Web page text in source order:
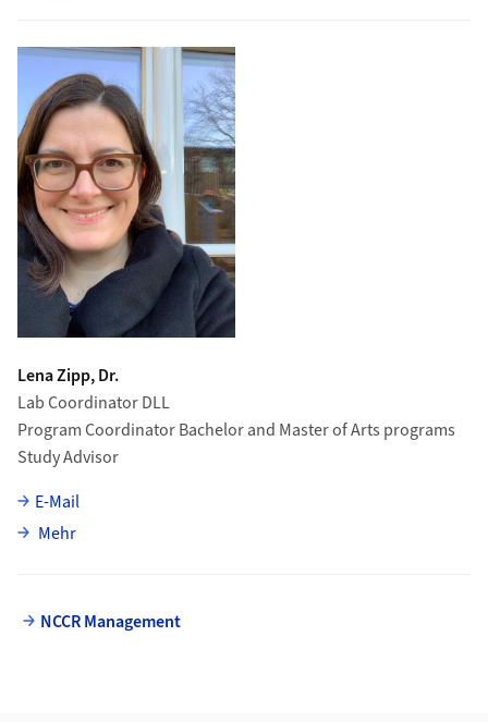
Lena Zipp, Dr.
Lab Coordinator DLL
Program Coordinator Bachelor and Master of Arts programs
Study Advisor
E-Mail
Mehrüber Lena Zipp
NCCR Management